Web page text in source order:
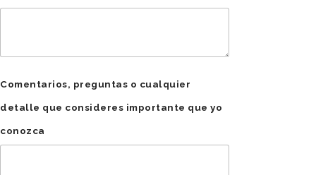
Comentarios, preguntas o cualquier
detalle que consideres importante que yo
conozca